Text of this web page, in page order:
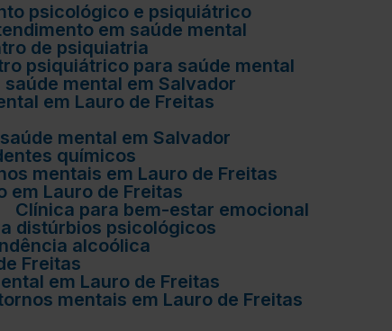
psicológico e psiquiátrico
em saúde mental
de psiquiatria
psiquiátrico para saúde mental
saúde mental em Salvador
em Lauro de Freitas
mental em Salvador
químicos
mentais em Lauro de Freitas
em Lauro de Freitas
Clínica para bem-estar emocional
distúrbios psicológicos
alcoólica
Freitas
em Lauro de Freitas
mentais em Lauro de Freitas